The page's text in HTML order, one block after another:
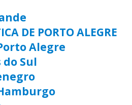
DE PORTO ALEGRE
Alegre
do Sul